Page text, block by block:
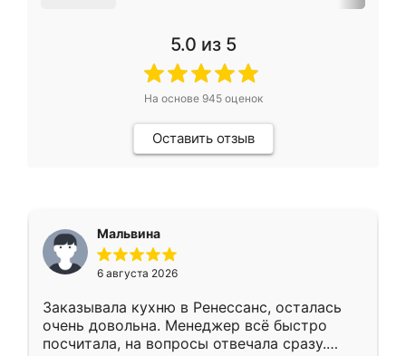
5.0 из 5
На основе 945оценок
Оставить отзыв
Мальвина
6 августа 2026
Заказывала кухню в Ренессанс, осталась
очень довольна. Менеджер всё быстро
посчитала, на вопросы отвечала сразу.